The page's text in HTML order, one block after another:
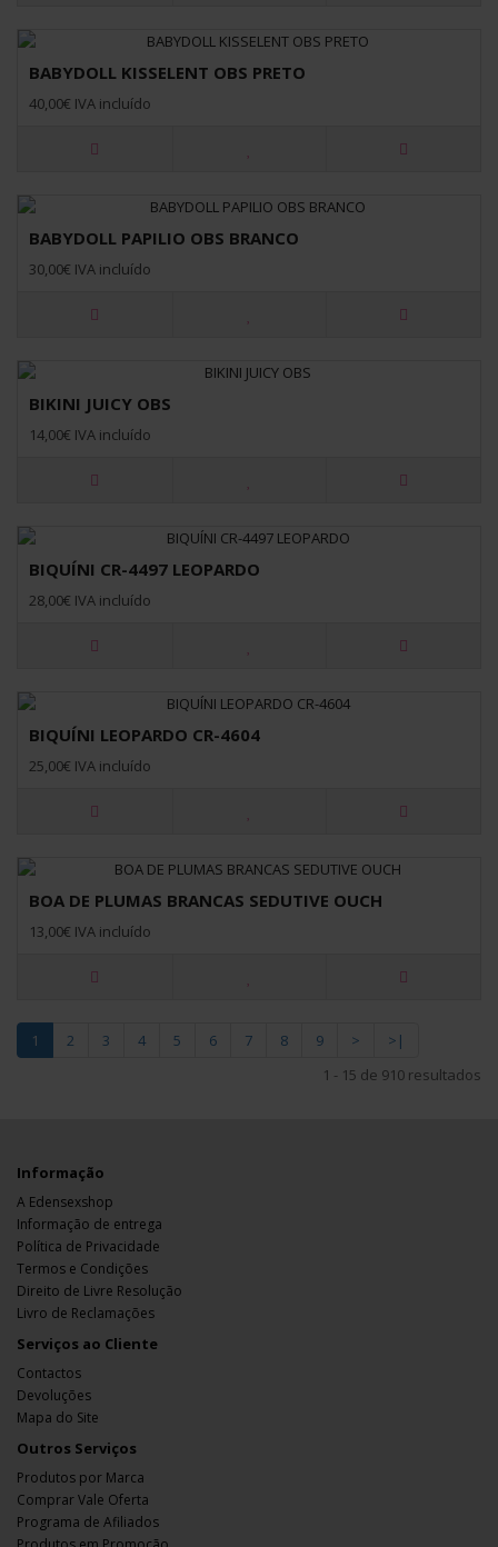
BABYDOLL KISSELENT OBS PRETO
40,00€ IVA incluído
BABYDOLL PAPILIO OBS BRANCO
30,00€ IVA incluído
BIKINI JUICY OBS
14,00€ IVA incluído
BIQUÍNI CR-4497 LEOPARDO
28,00€ IVA incluído
BIQUÍNI LEOPARDO CR-4604
25,00€ IVA incluído
BOA DE PLUMAS BRANCAS SEDUTIVE OUCH
13,00€ IVA incluído
1 2 3 4 5 6 7 8 9 >
>|
1 - 15 de 910 resultados
Informação
A Edensexshop
Informação de entrega
Política de Privacidade
Termos e Condições
Direito de Livre Resolução
Livro de Reclamações
Serviços ao Cliente
Contactos
Devoluções
Mapa do Site
Outros Serviços
Produtos por Marca
Comprar Vale Oferta
Programa de Afiliados